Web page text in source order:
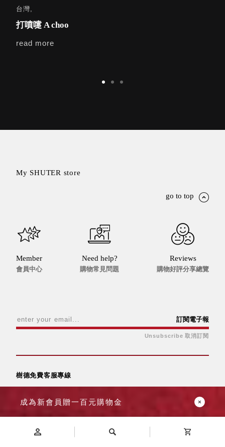
成為新會員贈一百元購物金
台灣,
打噴嚏 A choo
read more
My SHUTER store
go to top
Member
會員中心
Need help?
購物常見問題
Reviews
購物好評分享總覽
訂閱電子報
Unsubscribe 取消訂閱
樹德免費客服專線
0800-04-5588
營業時間 平日09:00-12:00 / 13:30-17:30
關於樹德 精選文章